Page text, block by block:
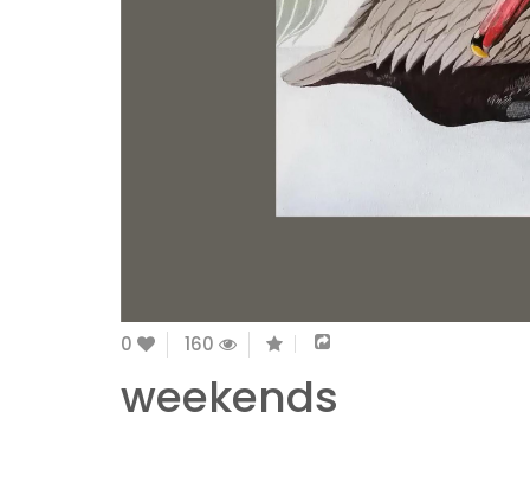
0 160
weekends